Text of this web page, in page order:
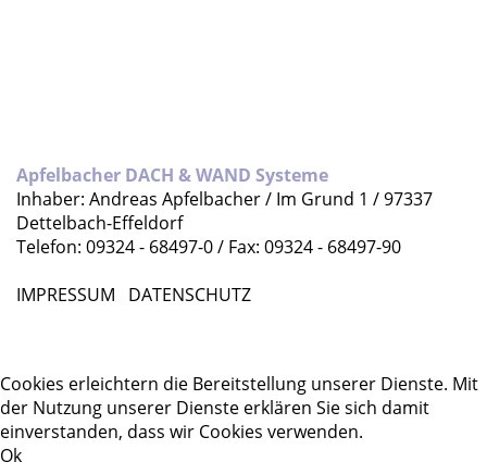
Apfelbacher DACH & WAND Systeme
Inhaber: Andreas Apfelbacher / Im Grund 1 / 97337
Dettelbach-Effeldorf
Telefon: 09324 - 68497-0 / Fax: 09324 - 68497-90
IMPRESSUM
DATENSCHUTZ
Cookies erleichtern die Bereitstellung unserer Dienste. Mit
der Nutzung unserer Dienste erklären Sie sich damit
einverstanden, dass wir Cookies verwenden.
Ok